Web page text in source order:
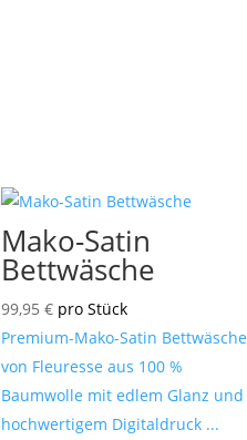
Mako-Satin
Bettwäsche
99,95 € pro Stück
Premium-Mako-Satin Bettwäsche
von Fleuresse aus 100 %
Baumwolle mit edlem Glanz und
hochwertigem Digitaldruck ...